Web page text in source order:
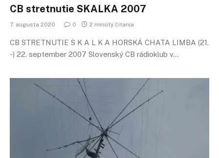
CB stretnutie SKALKA 2007
7. augusta 2020 0 2 minúty čítania
CB STRETNUTIE S K A L K A HORSKÁ CHATA LIMBA (21.
-) 22. september 2007 Slovenský CB rádioklub v…